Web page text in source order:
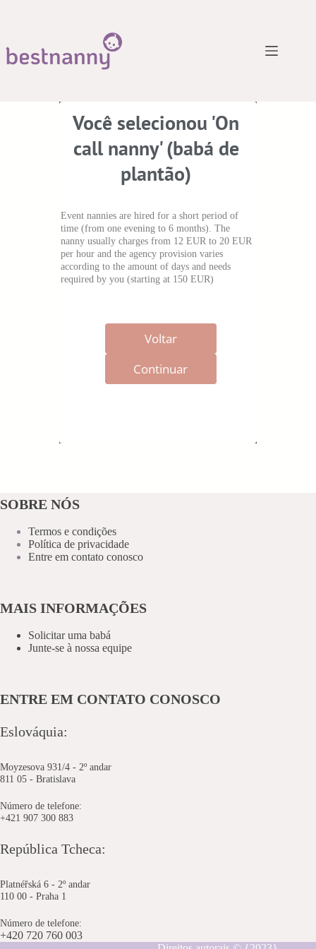
Você selecionou 'On
call nanny' (babá de
plantão)
Event nannies are hired for a short period of
time (from one evening to 6 months). The
nanny usually charges from 12 EUR to 20 EUR
per hour and the agency provision varies
according to the amount of days and needs
required by you (starting at 150 EUR)
Voltar
Continuar
SOBRE NÓS
Termos e condições
Política de privacidade
Entre em contato conosco
MAIS INFORMAÇÕES
Solicitar uma babá
Junte-se à nossa equipe
ENTRE EM CONTATO CONOSCO
Eslováquia:
Moyzesova 931/4 - 2º andar
811 05 - Bratislava
Número de telefone:
+421 907 300 883
República Tcheca:
Platnéřská 6 - 2º andar
110 00 - Praha 1
Número de telefone:
+420 720 760 003